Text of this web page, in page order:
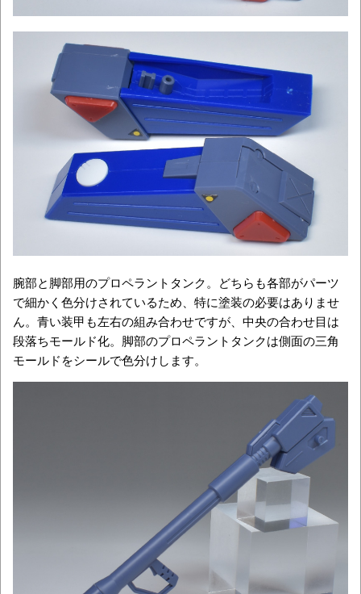
腕部と脚部用のプロペラントタンク。どちらも各部がパーツ
で細かく色分けされているため、特に塗装の必要はありませ
ん。青い装甲も左右の組み合わせですが、中央の合わせ目は
段落ちモールド化。脚部のプロペラントタンクは側面の三角
モールドをシールで色分けします。